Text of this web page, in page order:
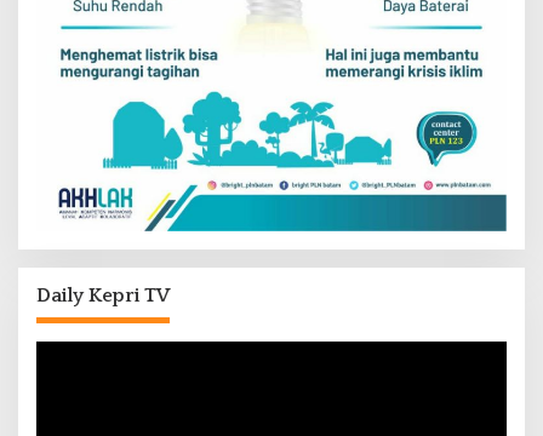
Daily Kepri TV